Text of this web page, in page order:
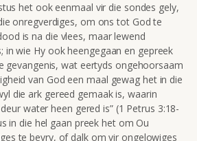
het ook eenmaal vir die sondes gely,
onregverdiges, om ons tot God te
is na die vlees, maar lewend
in wie Hy ook heengegaan en gepreek
gevangenis, wat eertyds ongehoorsaam
van God een maal gewag het in die
die ark gereed gemaak is, waarin
water heen gered is” (1 Petrus 3:18-
in die hel gaan preek het om Ou
te bevry, of dalk om vir ongelowiges